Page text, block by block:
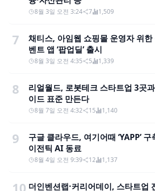
8월 3일 오전 3:24 7 1,509
7
채티스, 아임웹 쇼핑몰 운영자 위한
벤트 앱 ‘팝업딜’ 출시
8월 3일 오전 4:35 5 1,339
8
리얼월드, 로봇테크 스타트업 3곳
이드 표준 만든다
8월 7일 오전 4:32 15 1,140
9
구글 클라우드, 여기어때 ‘YAPP’
이전틱 AI 동료
8월 4일 오전 9:39 12 1,137
더인벤션랩·커리어데이, 스타트업